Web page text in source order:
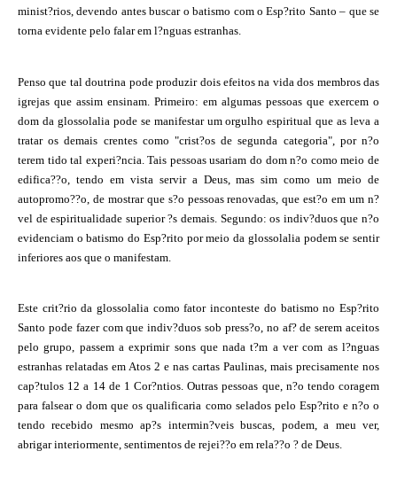
minist?rios, devendo antes buscar o batismo com o Esp?rito Santo – que se
torna evidente pelo falar em l?nguas estranhas.
Penso que tal doutrina pode produzir dois efeitos na vida dos membros das
igrejas que assim ensinam. Primeiro: em algumas pessoas que exercem o
dom da glossolalia pode se manifestar um orgulho espiritual que as leva a
tratar os demais crentes como "crist?os de segunda categoria", por n?o
terem tido tal experi?ncia. Tais pessoas usariam do dom n?o como meio de
edifica??o, tendo em vista servir a Deus, mas sim como um meio de
autopromo??o, de mostrar que s?o pessoas renovadas, que est?o em um n?
vel de espiritualidade superior ?s demais. Segundo: os indiv?duos que n?o
evidenciam o batismo do Esp?rito por meio da glossolalia podem se sentir
inferiores aos que o manifestam.
Este crit?rio da glossolalia como fator inconteste do batismo no Esp?rito
Santo pode fazer com que indiv?duos sob press?o, no af? de serem aceitos
pelo grupo, passem a exprimir sons que nada t?m a ver com as l?nguas
estranhas relatadas em Atos 2 e nas cartas Paulinas, mais precisamente nos
cap?tulos 12 a 14 de 1 Cor?ntios. Outras pessoas que, n?o tendo coragem
para falsear o dom que os qualificaria como selados pelo Esp?rito e n?o o
tendo recebido mesmo ap?s intermin?veis buscas, podem, a meu ver,
abrigar interiormente, sentimentos de rejei??o em rela??o ? de Deus.